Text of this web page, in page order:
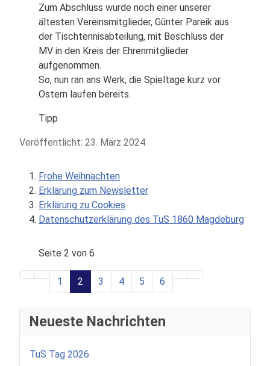
Zum Abschluss wurde noch einer unserer
ältesten Vereinsmitglieder, Günter Pareik aus
der Tischtennisabteilung, mit Beschluss der
MV in den Kreis der Ehrenmitglieder
aufgenommen.
So, nun ran ans Werk, die Spieltage kurz vor
Ostern laufen bereits.
Tipp
Veröffentlicht: 23. März 2024
Frohe Weihnachten
Erklärung zum Newsletter
Erklärung zu Cookies
Datenschutzerklärung des TuS 1860 Magdeburg
Seite 2 von 6
1 2 3 4 5 6
Neueste Nachrichten
TuS Tag 2026